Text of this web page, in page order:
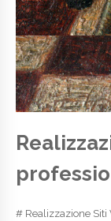
# Realizzazione Siti